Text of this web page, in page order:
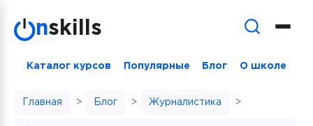
nskills
Каталог курсов Популярные Блог О школе
Главная > Блог > Журналистика >